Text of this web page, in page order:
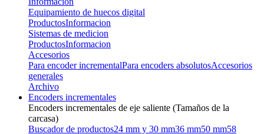
Equipamiento de huecos digital
ProductosInformacion
Sistemas de medicion
ProductosInformacion
Accesorios
Para encoder incrementalPara encoders absolutosAccesorios
generales
Archivo
Encoders incrementales
Encoders incrementales de eje saliente (Tamaños de la
carcasa)
Buscador de productos24 mm y 30 mm36 mm50 mm58